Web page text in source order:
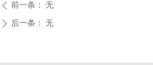
ꄴ 前一条： 无
ꄲ 后一条： 无